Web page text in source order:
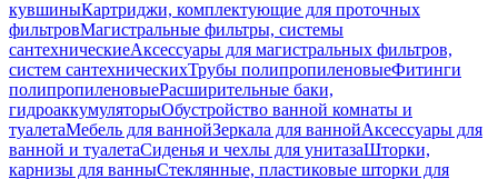
кувшиныКартриджи, комплектующие для проточных
фильтровМагистральные фильтры, системы
сантехническиеАксессуары для магистральных фильтров,
систем сантехническихТрубы полипропиленовыеФитинги
полипропиленовыеРасширительные баки,
гидроаккумуляторыОбустройство ванной комнаты и
туалетаМебель для ваннойЗеркала для ваннойАксессуары для
ванной и туалетаСиденья и чехлы для унитазаШторки,
карнизы для ванныСтеклянные, пластиковые шторки для